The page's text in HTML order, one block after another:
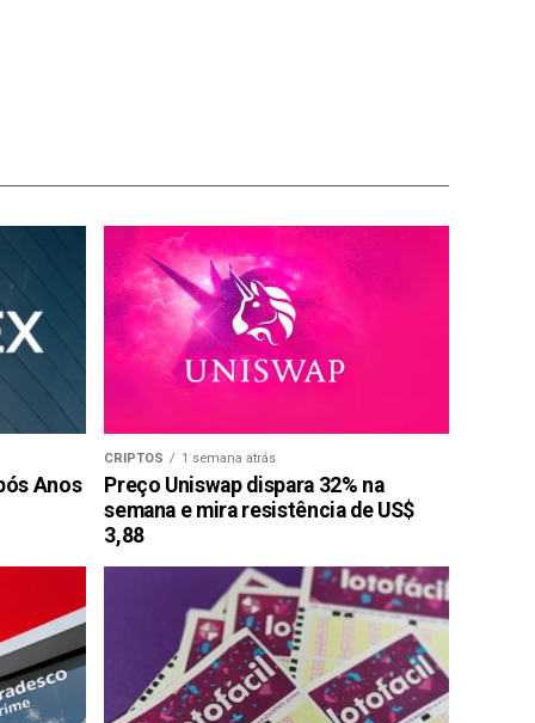
Anos
CRIPTOS 1 semana atrás
Preço Uniswap dispara 32% na
semana e mira resistência de US$
3,88